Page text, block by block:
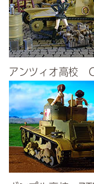
アンツィオ高校